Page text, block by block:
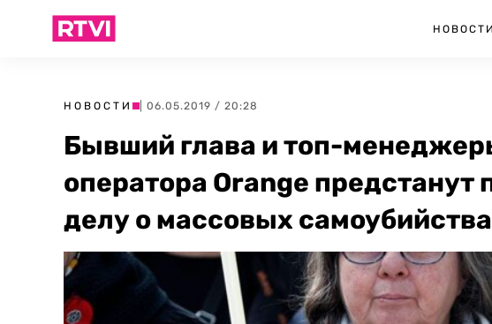
НОВОСТИ
НОВОСТИ | 06.05.2019 / 20:28
Бывший глава и топ-
оператора Orange предстанут
делу о массовых